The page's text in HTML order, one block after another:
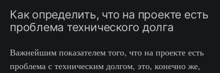
Как определить, что на проекте есть
проблема технического долга
Важнейшим показателем того, что на проекте есть
проблема с техническим долгом, это, конечно же,